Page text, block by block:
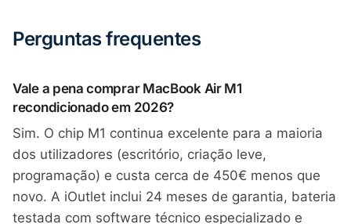
Perguntas frequentes
Vale a pena comprar MacBook Air M1
recondicionado em 2026?
Sim. O chip M1 continua excelente para a maioria
dos utilizadores (escritório, criação leve,
programação) e custa cerca de 450€ menos que
novo. A iOutlet inclui 24 meses de garantia, bateria
testada com software técnico especializado e